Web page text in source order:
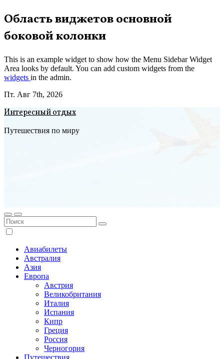
Перейти
к
содержимому
Область виджетов основной
боковой колонки
This is an example widget to show how the Menu Sidebar Widget
Area looks by default. You can add custom widgets from the
widgets in the admin.
Пт. Авг 7th, 2026
Интересный отдых
Путешествия по миру
Авиабилеты
Австралия
Азия
Европа
Австрия
Великобритания
Италия
Испания
Кипр
Греция
Россия
Черногория
Путешествия